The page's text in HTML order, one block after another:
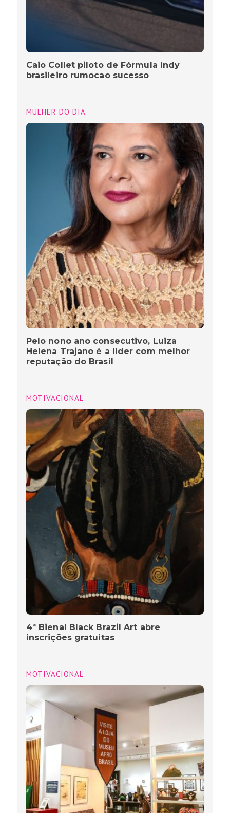
Caio Collet piloto de Fórmula Indy
brasileiro rumocao sucesso
MULHER DO DIA
Pelo nono ano consecutivo, Luiza
Helena Trajano é a líder com melhor
reputação do Brasil
MOTIVACIONAL
4ª Bienal Black Brazil Art abre
inscrições gratuitas
MOTIVACIONAL